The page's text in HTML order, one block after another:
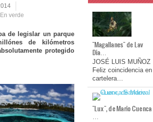
En verde
de legislar un parque
de kilómetros
protegido
"Magallanes" de Lav
Dia…
JOSÉ LUIS MUÑOZ
Feliz coincidencia en
cartelera…
"Lux", de Mario Cuenca
…